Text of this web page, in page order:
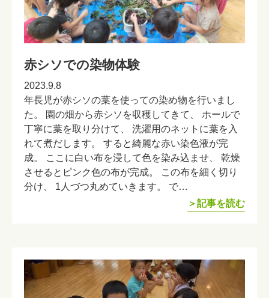
赤シソでの染物体験
2023.9.8
年長児が赤シソの葉を使っての染め物を行いまし
た。 園の畑から赤シソを収穫してきて、 ホールで
丁寧に葉を取り分けて、 洗濯用のネットに葉を入
れて煮だします。 すると綺麗な赤い染色液が完
成。 ここに白い布を浸して色を染み込ませ、 乾燥
させるとピンク色の布が完成。 この布を細く切り
分け、 1人づつ丸めていきます。 で…
＞記事を読む